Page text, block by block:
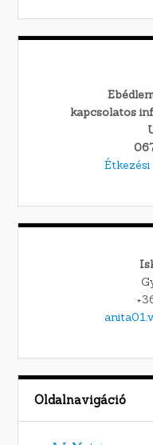
kapcsolatos
Oldalnavigáció